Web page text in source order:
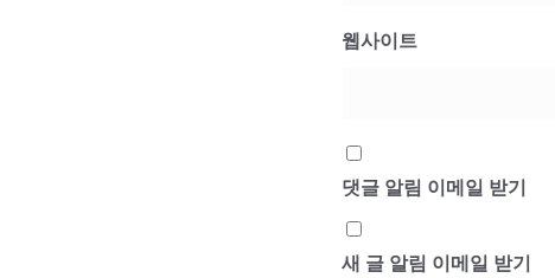
웹사이트
댓글 알림 이메일 받기
새 글 알림 이메일 받기